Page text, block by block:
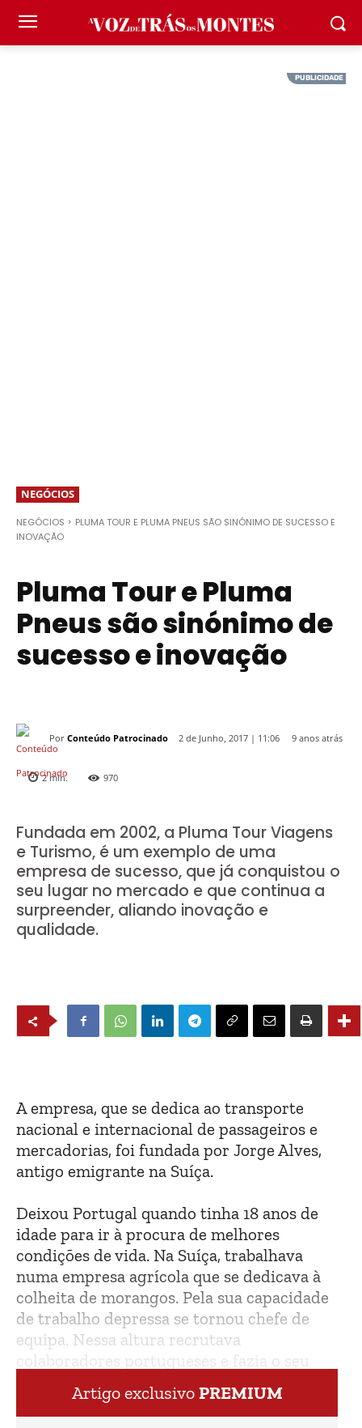
NEGÓCIOS
NEGÓCIOS
PLUMA TOUR E PLUMA PNEUS SÃO SINÓNIMO DE SUCESSO E
INOVAÇÃO
Pluma Tour e Pluma
Pneus são sinónimo de
sucesso e inovação
Por Conteúdo Patrocinado 2 de Junho, 2017 | 11:06 9 anos atrás
2min. 970
Fundada em 2002, a Pluma Tour Viagens
e Turismo, é um exemplo de uma
empresa de sucesso, que já conquistou o
seu lugar no mercado e que continua a
surpreender, aliando inovação e
qualidade.
A empresa, que se dedica ao transporte
nacional e internacional de passageiros e
mercadorias, foi fundada por Jorge Alves,
antigo emigrante na Suíça.
Deixou Portugal quando tinha 18 anos de
idade para ir à procura de melhores
condições de vida. Na Suíça, trabalhava
numa empresa agrícola que se dedicava à
colheita de morangos. Pela sua capacidade
de trabalho depressa se tornou chefe de
equipa. Nessa altura recrutava
colaboradores portugueses e fazia o seu
transporte para a Suíça.
Artigo exclusivoPREMIUM